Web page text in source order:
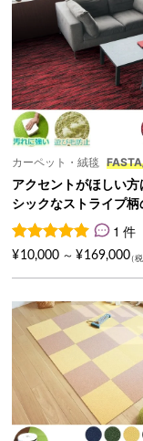
カーペット・絨毯
アクセントがほしい方
シックなストライプ柄
強いカーペット『
スタ』
1
件の利用者評価に
1 件
¥10,000 ～ ¥169,000